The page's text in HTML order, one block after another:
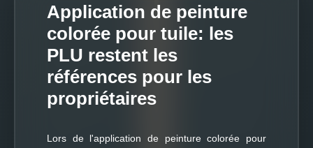
Application de peinture
colorée pour tuile: les
PLU restent les
références pour les
propriétaires
Lors de l'application de peinture colorée pour